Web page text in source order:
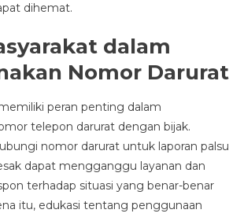
dihemat.
dalam
Nomor Darurat
peran penting dalam
telepon darurat dengan bijak.
nomor darurat untuk laporan palsu
dapat mengganggu layanan dan
terhadap situasi yang benar-benar
itu, edukasi tentang penggunaan